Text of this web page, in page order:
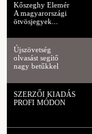
Kőszeghy Elemér
A magyarországi
ötvösjegyek...
Újszövetség
olvasást segítő
nagy betűkkel
SZERZŐI KIADÁS
PROFI MÓDON